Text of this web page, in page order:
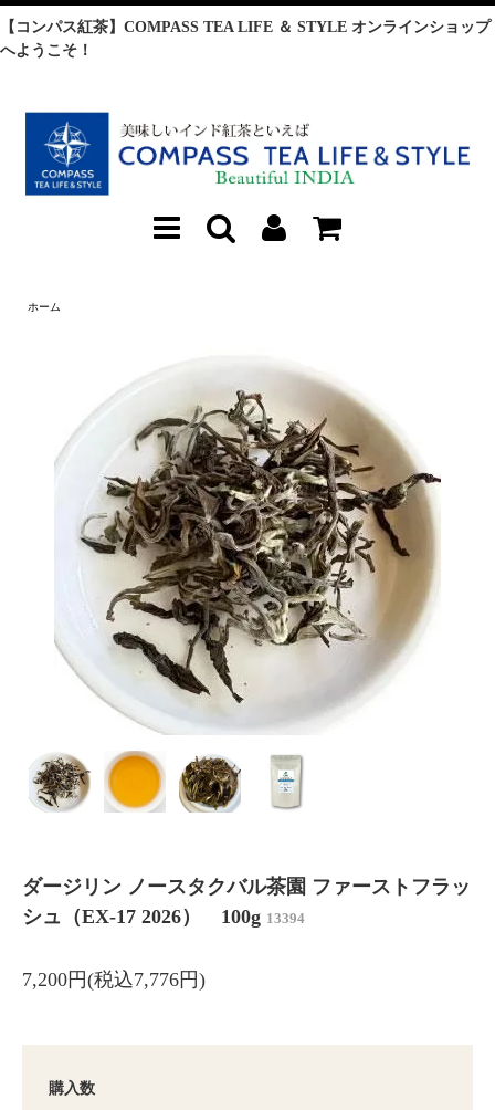
【コンパス紅茶】COMPASS TEA LIFE ＆ STYLE オンラインショップ
へようこそ！
ホーム
ダージリン ノースタクバル茶園 ファーストフラッ
シュ（EX-17 2026） 100g 13394
7,200円(税込7,776円)
購入数